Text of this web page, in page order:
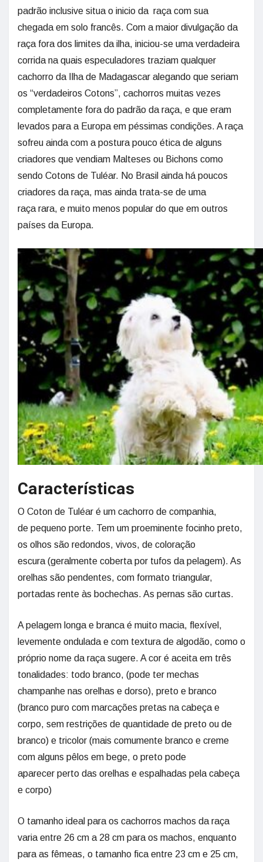
padrão inclusive situa o inicio da raça com sua
chegada em solo francês. Com a maior divulgação da
raça fora dos limites da ilha, iniciou-se uma verdadeira
corrida na quais especuladores traziam qualquer
cachorro da Ilha de Madagascar alegando que seriam
os “verdadeiros Cotons”, cachorros muitas vezes
completamente fora do padrão da raça, e que eram
levados para a Europa em péssimas condições. A raça
sofreu ainda com a postura pouco ética de alguns
criadores que vendiam Malteses ou Bichons como
sendo Cotons de Tuléar. No Brasil ainda há poucos
criadores da raça, mas ainda trata-se de uma
raça rara, e muito menos popular do que em outros
países da Europa.
Características
O Coton de Tuléar é um cachorro de companhia,
de pequeno porte. Tem um proeminente focinho preto,
os olhos são redondos, vivos, de coloração
escura (geralmente coberta por tufos da pelagem). As
orelhas são pendentes, com formato triangular,
portadas rente às bochechas. As pernas são curtas.
A pelagem longa e branca é muito macia, flexível,
levemente ondulada e com textura de algodão, como o
próprio nome da raça sugere. A cor é aceita em três
tonalidades: todo branco, (pode ter mechas
champanhe nas orelhas e dorso), preto e branco
(branco puro com marcações pretas na cabeça e
corpo, sem restrições de quantidade de preto ou de
branco) e tricolor (mais comumente branco e creme
com alguns pêlos em bege, o preto pode
aparecer perto das orelhas e espalhadas pela cabeça
e corpo)
O tamanho ideal para os cachorros machos da raça
varia entre 26 cm a 28 cm para os machos, enquanto
para as fêmeas, o tamanho fica entre 23 cm e 25 cm,